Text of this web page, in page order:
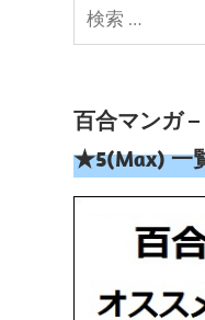
百合マンガ
★5(Max) 一